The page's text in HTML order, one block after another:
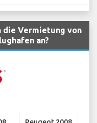
Vermietung von
an?